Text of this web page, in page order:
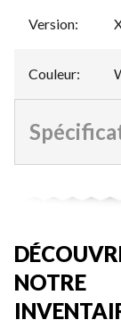
Version:
Couleur:
NOTRE